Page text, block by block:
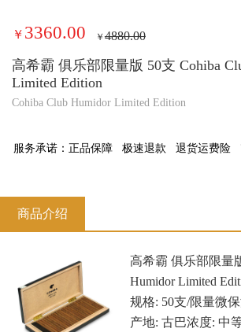
￥ 3360.00 ￥4880.00
高希霸 俱乐部限量版 50支 Cohiba
Limited Edition
Cohiba Club Humidor Limited Edition
服务承诺： 正品保障 极速退款 退货运费险
商品介绍
高希霸 俱乐部限量
Humidor Limited
规格: 50支/限量微
产地: 古巴浓度: 中